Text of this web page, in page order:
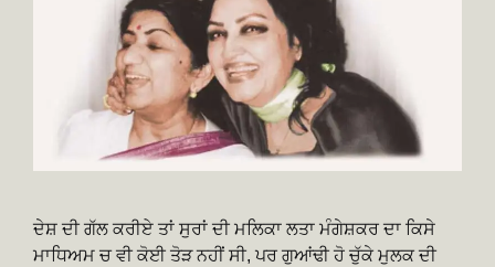
ਦੇਸ਼ ਦੀ ਗੱਲ ਕਰੀਏ ਤਾਂ ਸੁਰਾਂ ਦੀ ਮਲਿਕਾ ਲਤਾ ਮੰਗੇਸ਼ਕਰ ਦਾ ਕਿਸੇ
ਮਾਧਿਅਮ ਚ ਵੀ ਕੋਈ ਤੋੜ ਨਹੀਂ ਸੀ, ਪਰ ਗੁਆਂਢੀ ਹੋ ਚੁੱਕੇ ਮੁਲਕ ਦੀ